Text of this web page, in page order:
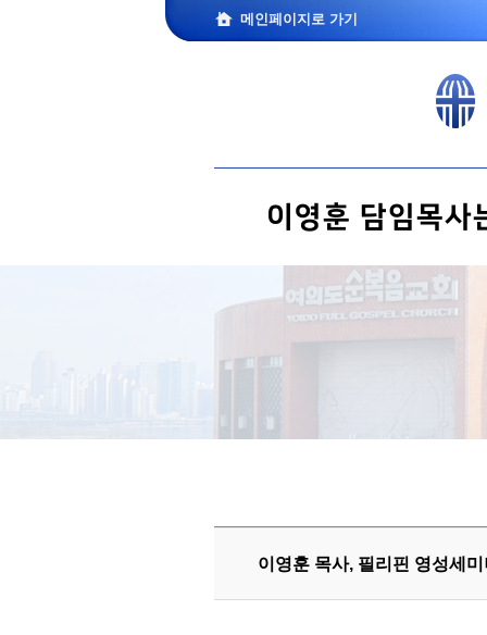
메인페이지로 가기
이영훈 담임목
이영훈 목사, 필리핀 영성세